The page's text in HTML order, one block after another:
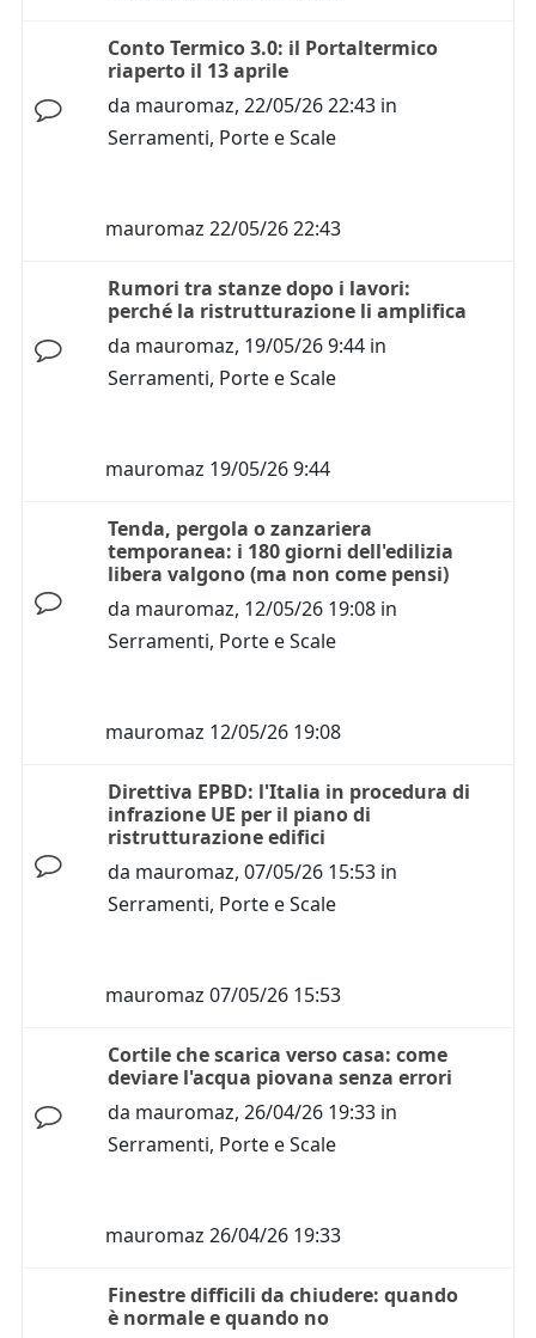
Conto Termico 3.0: il Portaltermico
riaperto il 13 aprile
da mauromaz, 22/05/26 22:43 in
Serramenti, Porte e Scale
mauromaz 22/05/26 22:43
Rumori tra stanze dopo i lavori:
perché la ristrutturazione li amplifica
da mauromaz, 19/05/26 9:44 in
Serramenti, Porte e Scale
mauromaz 19/05/26 9:44
Tenda, pergola o zanzariera
temporanea: i 180 giorni dell'edilizia
libera valgono (ma non come pensi)
da mauromaz, 12/05/26 19:08 in
Serramenti, Porte e Scale
mauromaz 12/05/26 19:08
Direttiva EPBD: l'Italia in procedura di
infrazione UE per il piano di
ristrutturazione edifici
da mauromaz, 07/05/26 15:53 in
Serramenti, Porte e Scale
mauromaz 07/05/26 15:53
Cortile che scarica verso casa: come
deviare l'acqua piovana senza errori
da mauromaz, 26/04/26 19:33 in
Serramenti, Porte e Scale
mauromaz 26/04/26 19:33
Finestre difficili da chiudere: quando
è normale e quando no